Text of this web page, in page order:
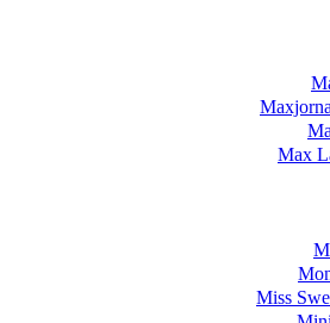
Max
Miss